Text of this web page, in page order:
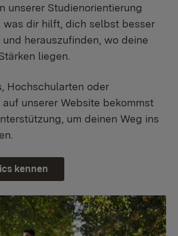
unserer Studienorientierung
dir hilft, dich selbst besser
herauszufinden, wo deine
liegen.
Hochschularten oder
unserer Website bekommst
um deinen Weg ins
kennen